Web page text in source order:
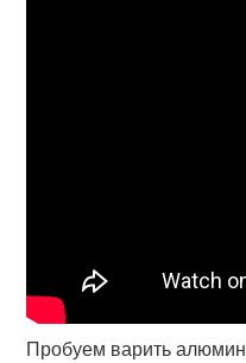
Пробуем варить